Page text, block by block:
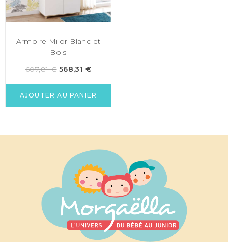
Armoire Milor Blanc et
Bois
607,81€ 568,31 €
AJOUTER AU PANIER